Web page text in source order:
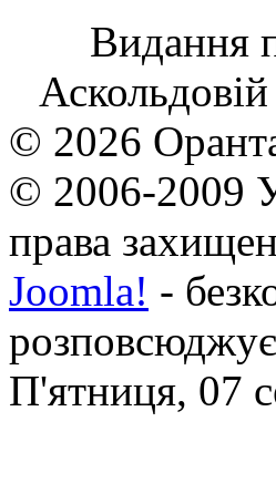
Видання
© 2026
© 2006-2009
права
Joomla! -
П'ятниця, 07